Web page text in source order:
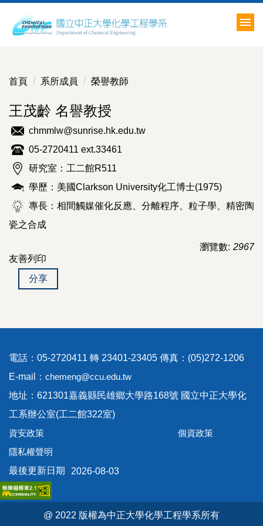
到
主
容
首頁 系所成員 榮譽教師
王茂齡 名譽教授
chmmlw@sunrise.hk.edu.tw
05-2720411 ext.33461
研究室：工二館R511
學歷：美國Clarkson University化工博士(1975)
專長：相間觸媒催化反應、分離程序、粒子學、精密陶
瓷之合成
瀏覽數: 2967
友善列印
分享
電話：05-2720411 轉 23401-23405 傳真：(05)272-1206
E-mail： chemeng@ccu.edu.tw
地址：621301嘉義縣民雄鄉大學路168號 國立中正大學化
工系辦公室(工二館322室)
資安政策
個資政策
隱私權聲明
最後更新日期
2026-08-03
@ 2022 版權為中正大學化學工程學系所有